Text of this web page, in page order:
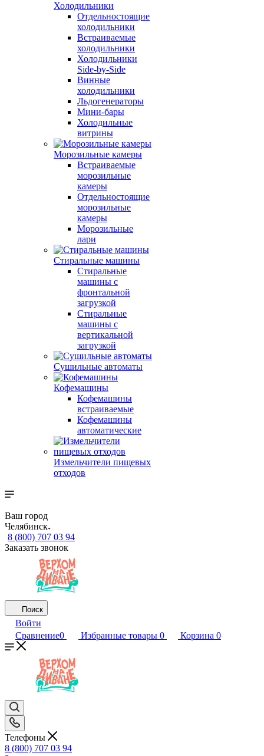
Холодильники
Отдельностоящие
холодильники
Встраиваемые
холодильники
Холодильники
Side-by-Side
Винные
холодильники
Льдогенераторы
Мини-бары
Холодильные
витрины
Морозильные камеры
Встраиваемые
морозильные
камеры
Отдельностоящие
морозильные
камеры
Морозильные
лари
Стиральные машины
Стиральные
машины с
фронтальной
загрузкой
Стиральные
машины с
вертикальной
загрузкой
Сушильные автоматы
Кофемашины
Кофемашины
встраиваемые
Кофемашины
автоматические
Измельчители пищевых
отходов
Ваш город
Челябинск
8 (800) 707 03 94
Заказать звонок
Поиск
Войти
Сравнение0 Избранные товары 0 Корзина 0
Телефоны
8 (800) 707 03 94